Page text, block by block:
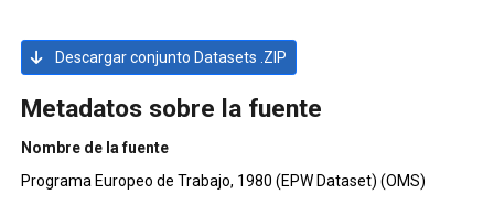
Descargar conjunto Datasets .ZIP
Metadatos sobre la fuente
Nombre de la fuente
Programa Europeo de Trabajo, 1980 (EPW Dataset) (OMS)